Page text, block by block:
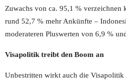
Zuwachs von ca. 95,1 % verzeichnen
rund 52,7 % mehr Ankünfte –
moderateren Pluswerten von 6,9 %
Visapolitik treibt den Boom an
Unbestritten wirkt auch die Visapolitik